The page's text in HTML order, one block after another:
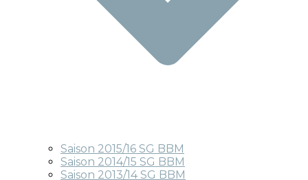
Saison 2015/16 SG BBM
Saison 2014/15 SG BBM
Saison 2013/14 SG BBM